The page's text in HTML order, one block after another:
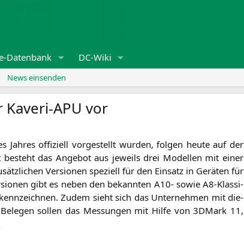
Datenbank DC-Wiki
News einsenden
APU vor
Jah­res offi­zi­ell vor­ge­stellt wur­den, fol­gen heu­te auf der
das Ange­bot aus jeweils drei Model­len mit einer
Ver­sio­nen spe­zi­ell für den Ein­satz in Gerä­ten für
gibt es neben den bekann­ten A10-sowie A8-Klas­si­
Zudem sieht sich das Unter­neh­men mit die­
sol­len das Mes­sun­gen mit Hil­fe von 3DMark 11,